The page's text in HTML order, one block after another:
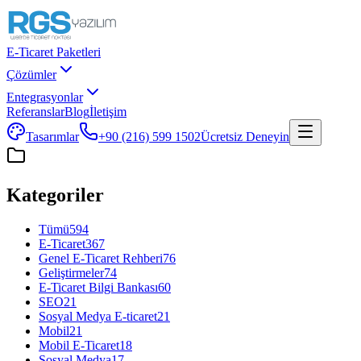
E-Ticaret Paketleri
Çözümler
Entegrasyonlar
ReferanslarBlogİletişim
Tasarımlar
+90 (216) 599 1502Ücretsiz Deneyin
Kategoriler
Tümü594
E-Ticaret367
Genel E-Ticaret Rehberi76
Geliştirmeler74
E-Ticaret Bilgi Bankası60
SEO21
Sosyal Medya E-ticaret21
Mobil21
Mobil E-Ticaret18